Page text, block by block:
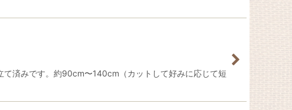
済みです。約90cm〜140cm（カットして好みに応じて短